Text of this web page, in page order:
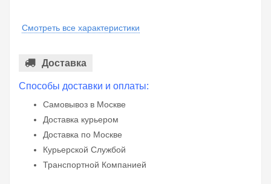
Смотреть все характеристики
Доставка
Способы доставки и оплаты:
Самовывоз в Москве
Доставка курьером
Доставка по Москве
Курьерской Службой
Транспортной Компанией